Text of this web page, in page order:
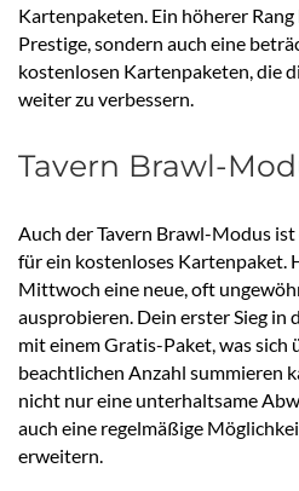
Kartenpaketen. Ein höherer
Prestige, sondern auch eine
kostenlosen Kartenpaketen, die
weiter zu verbessern.
Tavern Brawl-
Auch der Tavern Brawl-Modus
für ein kostenloses Kartenpaket.
Mittwoch eine neue, oft
ausprobieren. Dein erster Sieg in
mit einem Gratis-Paket, was sich
beachtlichen Anzahl summieren
nicht nur eine unterhaltsame
auch eine regelmäßige
erweitern.